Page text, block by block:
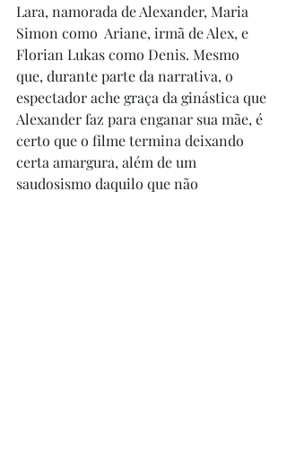
Lara, namorada de Alexander, Maria
Simon como  Ariane, irmã de Alex, e
Florian Lukas como Denis. Mesmo
que, durante parte da narrativa, o
espectador ache graça da ginástica que
Alexander faz para enganar sua mãe, é
certo que o filme termina deixando
certa amargura, além de um
saudosismo daquilo que não